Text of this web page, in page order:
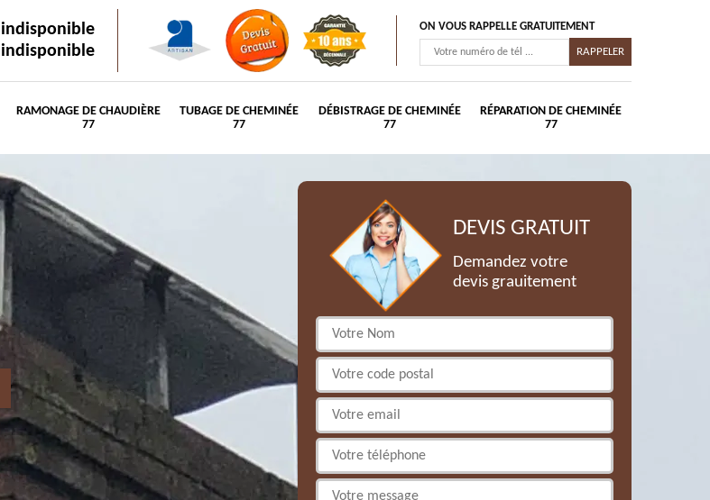
indisponible
indisponible
ON VOUS RAPPELLE GRATUITEMENT
RAMONAGE DE CHAUDIÈRE
77
TUBAGE DE CHEMINÉE
77
DÉBISTRAGE DE CHEMINÉE
77
RÉPARATION DE CHEMINÉE
77
DEVIS GRATUIT
Demandez votre
devis grauitement